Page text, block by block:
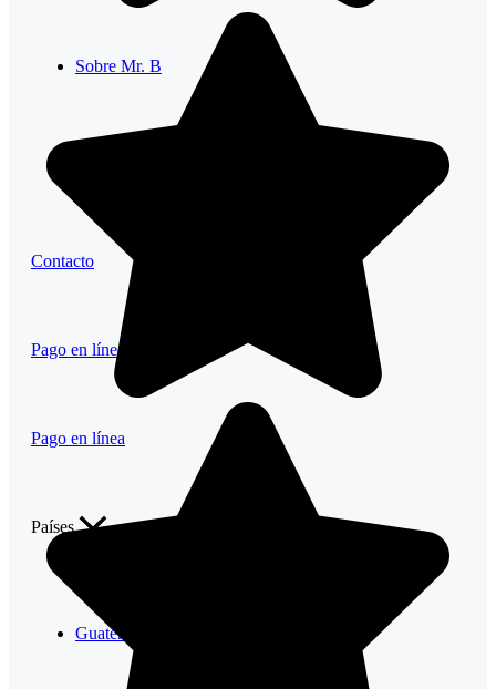
Sobre Mr. B
Contacto
Pago en línea
Pago en línea
Países
Guatemala